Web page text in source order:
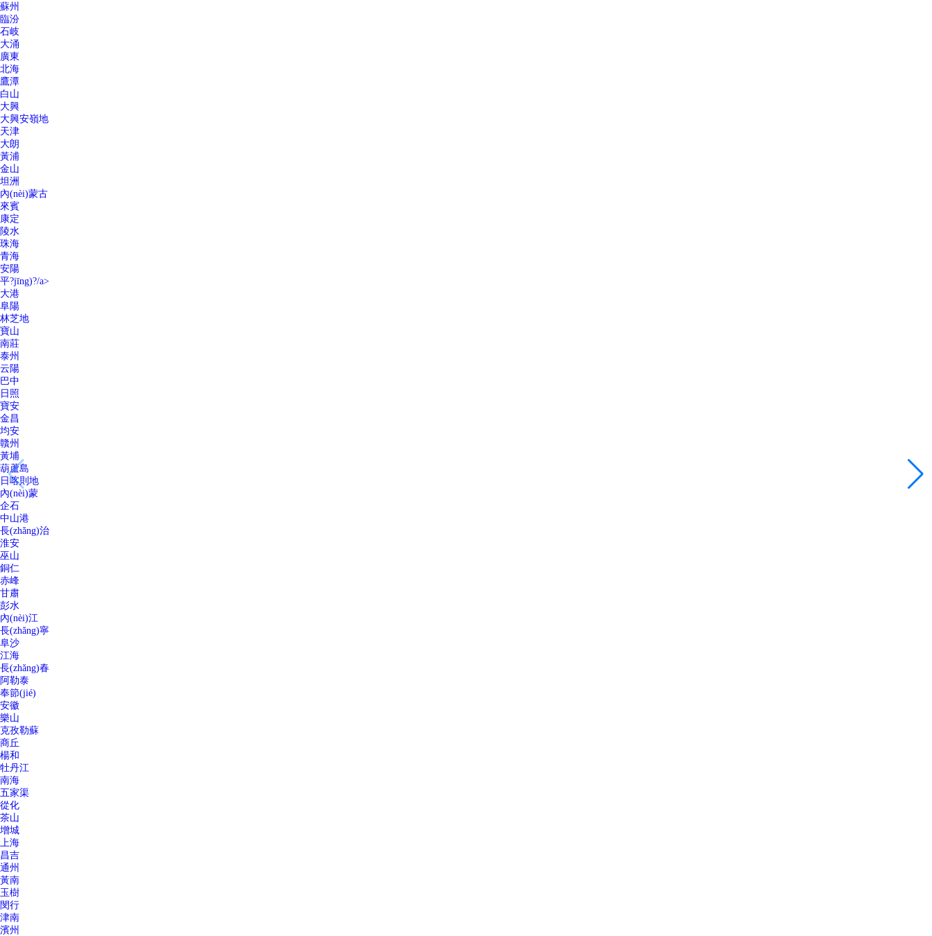
蘇州
臨汾
石岐
大涌
廣東
北海
鷹潭
白山
大興
大興安嶺地
天津
大朗
黃浦
金山
坦洲
內(nèi)蒙古
來賓
康定
陵水
珠海
青海
安陽
平?jīng)?/a>
大港
阜陽
林芝地
寶山
南莊
泰州
云陽
巴中
日照
寶安
金昌
均安
贛州
黃埔
葫蘆島
日喀則地
內(nèi)蒙
企石
中山港
長(zhǎng)治
淮安
巫山
銅仁
赤峰
甘肅
彭水
內(nèi)江
長(zhǎng)寧
阜沙
江海
長(zhǎng)春
阿勒泰
奉節(jié)
安徽
樂山
克孜勒蘇
商丘
楊和
牡丹江
南海
五家渠
從化
茶山
增城
上海
昌吉
通州
黃南
玉樹
閔行
津南
濱州